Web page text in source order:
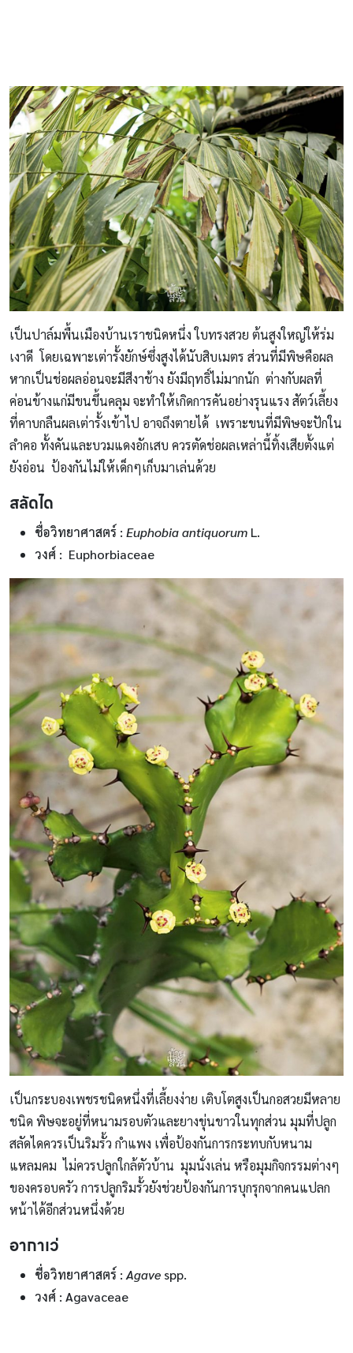
เป็นปาล์มพื้นเมืองบ้านเราชนิดหนึ่ง ใบทรงสวย ต้นสูงใหญ่ให้ร่ม
เงาดี โดยเฉพาะเต่ารั้งยักษ์ซึ่งสูงได้นับสิบเมตร ส่วนที่มีพิษคือผล
หากเป็นช่อผลอ่อนจะมีสีงาช้าง ยังมีฤทธิ์ไม่มากนัก ต่างกับผลที่
ค่อนข้างแก่มีขนขึ้นคลุม จะทำให้เกิดการคันอย่างรุนแรง สัตว์เลี้ยง
ที่คาบกลืนผลเต่ารั้งเข้าไป อาจถึงตายได้ เพราะขนที่มีพิษจะปักใน
ลำคอ ทั้งคันและบวมแดงอักเสบ ควรตัดช่อผลเหล่านี้ทิ้งเสียตั้งแต่
ยังอ่อน ป้องกันไม่ให้เด็กๆเก็บมาเล่นด้วย
สลัดได
ชื่อวิทยาศาสตร์ : Euphobia antiquorum L.
วงศ์ : Euphorbiaceae
เป็นกระบองเพชรชนิดหนึ่งที่เลี้ยงง่าย เติบโตสูงเป็นกอสวยมีหลาย
ชนิด พิษจะอยู่ที่หนามรอบตัวและยางขุ่นขาวในทุกส่วน มุมที่ปลูก
สลัดไดควรเป็นริมรั้ว กำแพง เพื่อป้องกันการกระทบกับหนาม
แหลมคม ไม่ควรปลูกใกล้ตัวบ้าน มุมนั่งเล่น หรือมุมกิจกรรมต่างๆ
ของครอบครัว การปลูกริมรั้วยังช่วยป้องกันการบุกรุกจากคนแปลก
หน้าได้อีกส่วนหนึ่งด้วย
อากาเว่
ชื่อวิทยาศาสตร์ : Agave spp.
วงศ์ : Agavaceae